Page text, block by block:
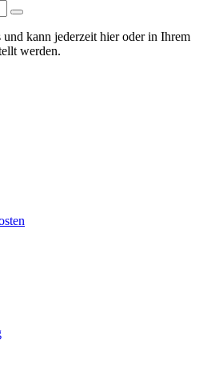
kann jederzeit hier oder in Ihrem
werden.